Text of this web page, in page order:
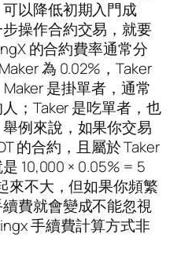
以降低初期入門成
操作合約交易，就要
的合約費率通常分
為 0.02%，Taker
是掛單者，通常
；Taker 是吃單者，也
例來說，如果你交易
的合約，且屬於 Taker
10,000 × 0.05% = 5
來不大，但如果你頻繁
費就會變成不能忽視
手續費計算方式非